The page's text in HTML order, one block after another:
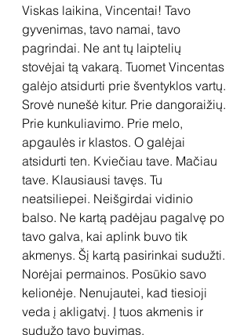
Viskas laikina, Vincentai! Tavo
gyvenimas, tavo namai, tavo
pagrindai. Ne ant tų laiptelių
stovėjai tą vakarą. Tuomet Vincentas
galėjo atsidurti prie šventyklos vartų.
Srovė nunešė kitur. Prie dangoraižių.
Prie kunkuliavimo. Prie melo,
apgaulės ir klastos. O galėjai
atsidurti ten. Kviečiau tave. Mačiau
tave. Klausiausi tavęs. Tu
neatsiliepei. Neišgirdai vidinio
balso. Ne kartą padėjau pagalvę po
tavo galva, kai aplink buvo tik
akmenys. Šį kartą pasirinkai sudužti.
Norėjai permainos. Posūkio savo
kelionėje. Nenujautei, kad tiesioji
veda į akligatvį. Į tuos akmenis ir
sudužo tavo buvimas.